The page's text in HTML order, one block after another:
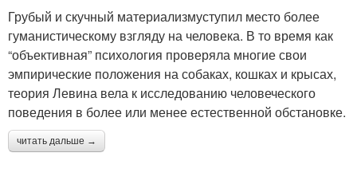
Грубый и скучный материализмуступил место более
гуманистическому взгляду на человека. В то время как
“объективная” психология проверяла многие свои
эмпирические положения на собаках, кошках и крысах,
теория Левина вела к исследованию человеческого
поведения в более или менее естественной обстановке.
читать дальше →